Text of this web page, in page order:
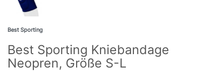
Best Sporting
Best Sporting Kniebandage
Neopren, Größe S-L